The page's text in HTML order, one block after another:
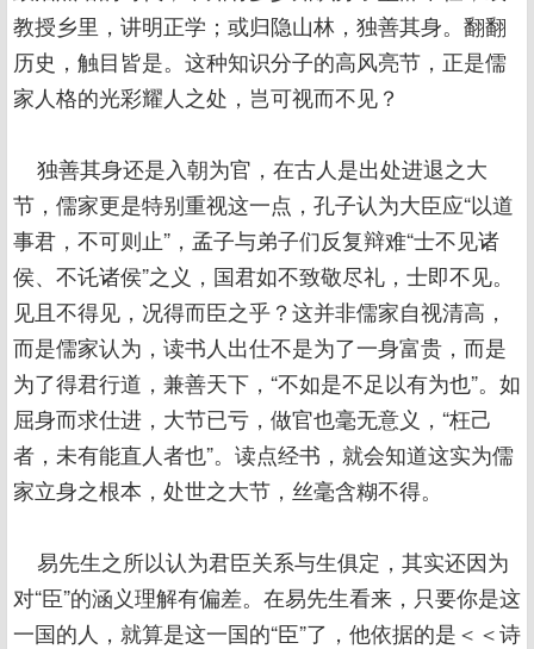
教授乡里，讲明正学；或归隐山林，独善其身。翻翻
历史，触目皆是。这种知识分子的高风亮节，正是儒
家人格的光彩耀人之处，岂可视而不见？
独善其身还是入朝为官，在古人是出处进退之大
节，儒家更是特别重视这一点，孔子认为大臣应“以道
事君，不可则止”，孟子与弟子们反复辩难“士不见诸
侯、不讬诸侯”之义，国君如不致敬尽礼，士即不见。
见且不得见，况得而臣之乎？这并非儒家自视清高，
而是儒家认为，读书人出仕不是为了一身富贵，而是
为了得君行道，兼善天下，“不如是不足以有为也”。如
屈身而求仕进，大节已亏，做官也毫无意义，“枉己
者，未有能直人者也”。读点经书，就会知道这实为儒
家立身之根本，处世之大节，丝毫含糊不得。
易先生之所以认为君臣关系与生俱定，其实还因为
对“臣”的涵义理解有偏差。在易先生看来，只要你是这
一国的人，就算是这一国的“臣”了，他依据的是＜＜诗